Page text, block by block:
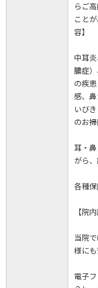
らご
こと
容】
中耳
膿症
の疾
感、
いび
のお
耳・
がら
各種保
【院
当院
様に
電子